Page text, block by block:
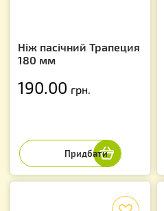
Ніж пасічний Трапеция
180 мм
190.00 грн.